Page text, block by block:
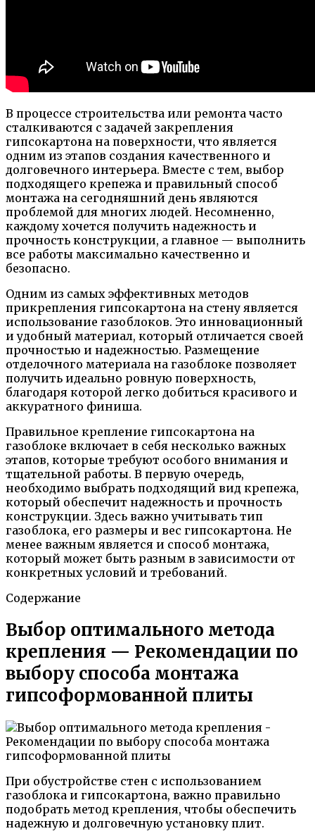
В процессе строительства или ремонта часто
сталкиваются с задачей закрепления
гипсокартона на поверхности, что является
одним из этапов создания качественного и
долговечного интерьера. Вместе с тем, выбор
подходящего крепежа и правильный способ
монтажа на сегодняшний день являются
проблемой для многих людей. Несомненно,
каждому хочется получить надежность и
прочность конструкции, а главное — выполнить
все работы максимально качественно и
безопасно.
Одним из самых эффективных методов
прикрепления гипсокартона на стену является
использование газоблоков. Это инновационный
и удобный материал, который отличается своей
прочностью и надежностью. Размещение
отделочного материала на газоблоке позволяет
получить идеально ровную поверхность,
благодаря которой легко добиться красивого и
аккуратного финиша.
Правильное крепление гипсокартона на
газоблоке включает в себя несколько важных
этапов, которые требуют особого внимания и
тщательной работы. В первую очередь,
необходимо выбрать подходящий вид крепежа,
который обеспечит надежность и прочность
конструкции. Здесь важно учитывать тип
газоблока, его размеры и вес гипсокартона. Не
менее важным является и способ монтажа,
который может быть разным в зависимости от
конкретных условий и требований.
Содержание
Выбор оптимального метода
крепления — Рекомендации по
выбору способа монтажа
гипсоформованной плиты
При обустройстве стен с использованием
газоблока и гипсокартона, важно правильно
подобрать метод крепления, чтобы обеспечить
надежную и долговечную установку плит.